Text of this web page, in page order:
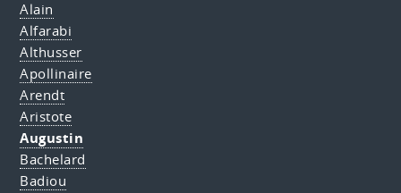
Alain
Alfarabi
Althusser
Apollinaire
Arendt
Aristote
Augustin
Bachelard
Badiou